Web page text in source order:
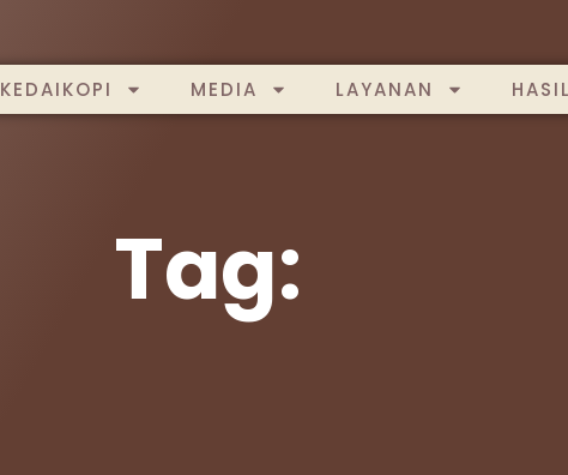
KEDAIKOPI MEDIA LAYANAN
Tag: